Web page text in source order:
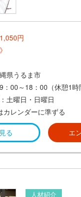
円
日=176,400円
会保障
県うるま市
00～18：00（休憩1時
土曜日・日曜日
カレンダーに準ずる
る エ
人材紹介